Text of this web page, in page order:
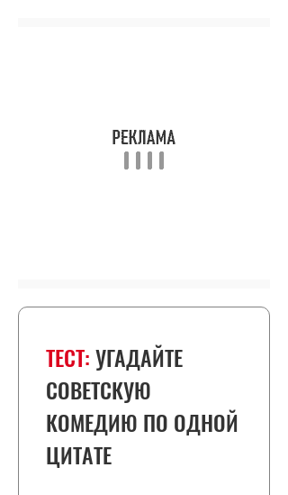
ТЕСТ:УГАДАЙТЕ
СОВЕТСКУЮ
КОМЕДИЮ ПО ОДНОЙ
ЦИТАТЕ